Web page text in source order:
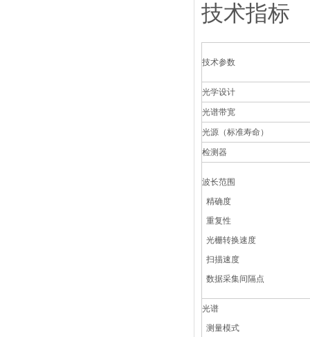
技术指标
技术参数
光学设计
光谱带宽
光源（标准寿命）
检测器
波长范围
精确度
重复性
光栅转换速度
扫描速度
数据采集间隔点
光谱
测量模式